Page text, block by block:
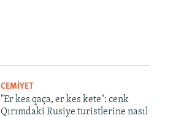
CEMİYET
"Er kes qaça, er kes kete": cenk
Qırımdaki Rusiye turistlerine nasıl